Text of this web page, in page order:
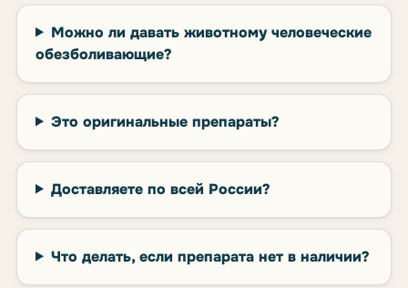
Можно ли давать животному человеческие
обезболивающие?
Это оригинальные препараты?
Доставляете по всей России?
Что делать, если препарата нет в наличии?